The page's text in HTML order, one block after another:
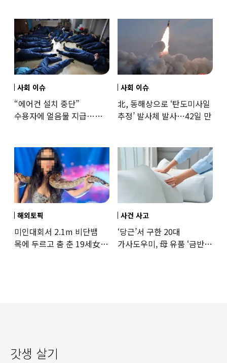
사회 이슈
“에어컨 설치 중단”
수용자에 얼음물 지급…
사회 이슈
北, 동해상으로 ‘탄도미사일
추정’ 발사체 발사…42일 만
해외토픽
미인대회서 2.1m 비단뱀
목에 두르고 춤 춘 19세女
사건 사고
‘당근’서 구한 20대
가사도우미, 母 유품 ‘금반지
갓생 살기